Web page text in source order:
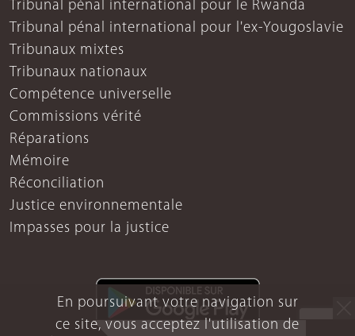
En poursuivant votre navigation sur
ce site, vous acceptez l'utilisation de
Tribunal pénal international pour le Rwanda
Tribunal pénal international pour l'ex-Yougoslavie
Tribunaux mixtes
Tribunaux nationaux
Compétence universelle
Commissions vérité
Réparations
Mémoire
Réconciliation
Justice environnementale
Impasses pour la justice